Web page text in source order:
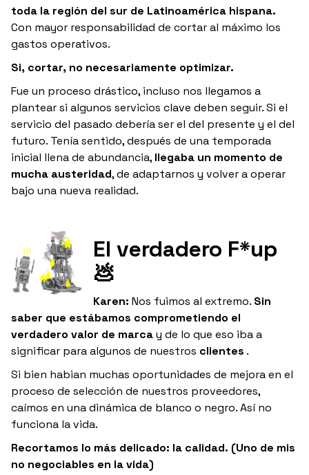
toda la región del sur de Latinoamérica hispana.
Con mayor responsabilidad de cortar al máximo los
gastos operativos.
Si, cortar, no necesariamente optimizar.
Fue un proceso drástico, incluso nos llegamos a
plantear si algunos servicios clave deben seguir. Si el
servicio del pasado debería ser el del presente y el del
futuro. Tenía sentido, después de una temporada
inicial llena de abundancia, llegaba un momento de
mucha austeridad, de adaptarnos y volver a operar
bajo una nueva realidad.
El verdadero F*up
💩
Karen: Nos fuimos al extremo. Sin
saber que estábamos comprometiendo el
verdadero valor de marcay de lo que eso iba a
significar para algunos de nuestros clientes .
Si bien habian muchas oportunidades de mejora en el
proceso de selección de nuestros proveedores,
caímos en una dinámica de blanco o negro. Así no
funciona la vida.
Recortamos lo más delicado: la calidad. (Uno de mis
no negociables en la vida)